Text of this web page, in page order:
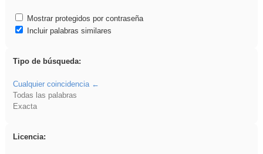
Mostrar protegidos por contraseña
Incluir palabras similares
Tipo de búsqueda:
Cualquier coincidencia
Todas las palabras
Exacta
Licencia: